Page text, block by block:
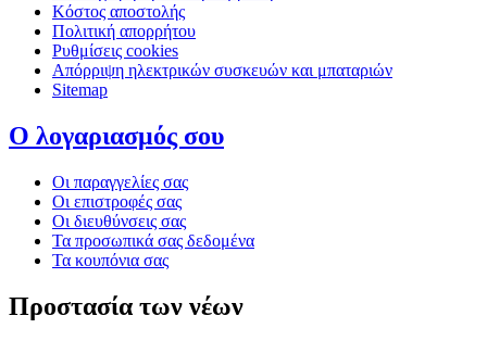
Κόστος αποστολής
Πολιτική απορρήτου
Ρυθμίσεις cookies
Απόρριψη ηλεκτρικών συσκευών και μπαταριών
Sitemap
Ο λογαριασμός σου
Οι παραγγελίες σας
Οι επιστροφές σας
Οι διευθύνσεις σας
Τα προσωπικά σας δεδομένα
Τα κουπόνια σας
Προστασία των νέων